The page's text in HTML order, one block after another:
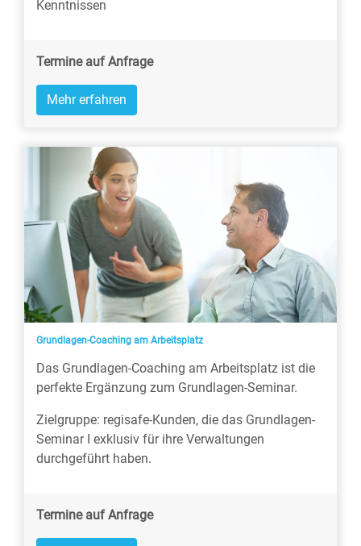
Kenntnissen
Termine auf Anfrage
Mehr erfahren
Grundlagen-Coaching am Arbeitsplatz
Das Grundlagen-Coaching am Arbeitsplatz ist die
perfekte Ergänzung zum Grundlagen-Seminar.
Zielgruppe: regisafe-Kunden, die das Grundlagen-
Seminar I exklusiv für ihre Verwaltungen
durchgeführt haben.
Termine auf Anfrage